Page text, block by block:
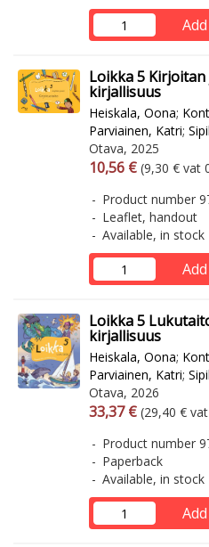
Loikka 5
kirjallisuus
Heiskala, Oona;
Parviainen, Katri;
Otava, 2025
Arvonlisäverollinen
10,56 € Excl. vat
(9,30 € vat
Product number
Leaflet, handout
Available, in stock
Loikka 5
kirjallisuus
Heiskala, Oona;
Parviainen, Katri;
Otava, 2026
Arvonlisäverollinen
33,37 € Excl. vat
(29,40 €
Product number
Paperback
Available, in stock